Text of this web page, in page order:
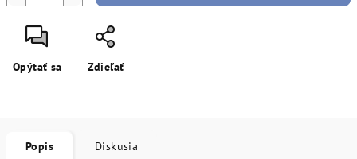
Opýtať sa Zdieľať
Popis Diskusia